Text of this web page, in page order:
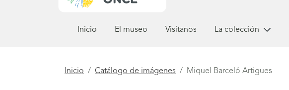
Inicio El museo Visítanos La colección
Está
Inicio Catálogo de imágenes Miquel Barceló Artigues